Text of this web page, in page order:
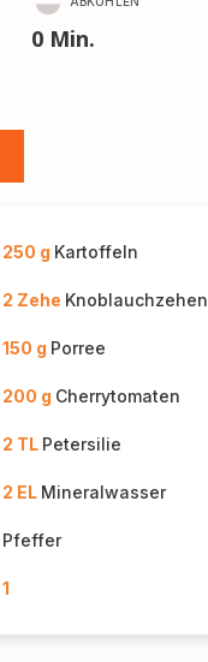
0 Min.
250 g Kartoffeln
2 Zehe Knoblauchzehen
150 g Porree
200 g Cherrytomaten
2 TL Petersilie
2 EL Mineralwasser
Pfeffer
1